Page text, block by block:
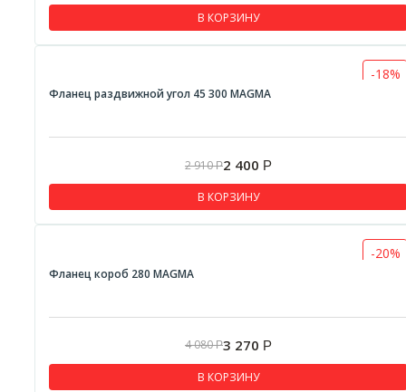
В КОРЗИНУ
-18%
Фланец раздвижной угол 45 300 MAGMA
2 910Р2 400 Р
В КОРЗИНУ
-20%
Фланец короб 280 MAGMA
4 080Р3 270 Р
В КОРЗИНУ